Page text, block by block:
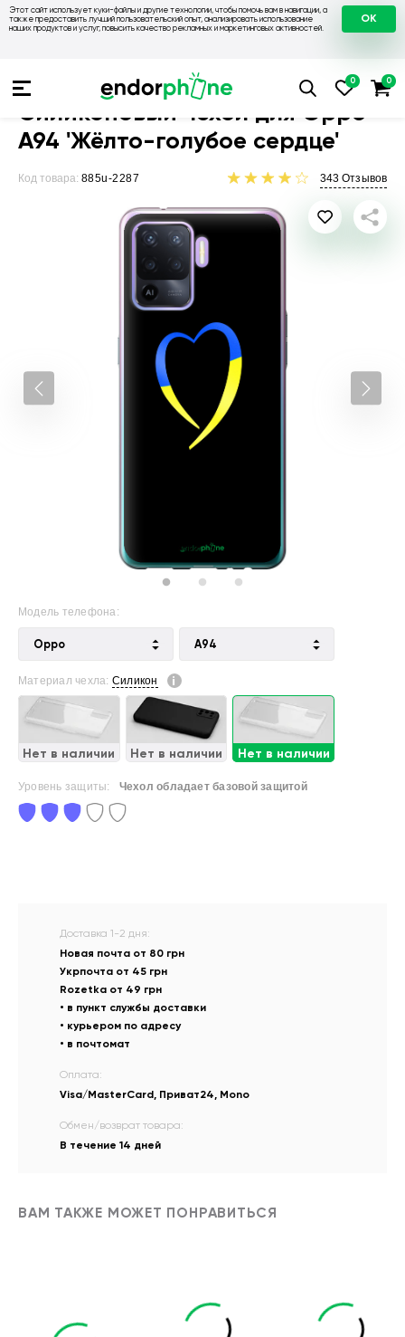
Этот сайт использует куки-файлы и другие технологии, чтобы помочь вам в навигации, а
также предоставить лучший пользовательский опыт, анализировать использование
наших продуктов и услуг, повысить качество рекламных и маркетинговых активностей.
OK
Чехлы на Oppo Чехол для Oppo A94
Силиконовый чехол для Oppo
A94 'Жёлто-голубое сердце'
Код товара: 885u-2287 343 Отзывов
Модель телефона:
Oppo A94
Материал чехла: Силикон
Нет в наличии Нет в наличии Нет в наличии
Уровень защиты: Чехол обладает базовой защитой
Доставка 1-2 дня:
Новая почта от 80 грн
Укрпочта от 45 грн
Rozetka от 49 грн
• в пункт службы доставки
• курьером по адресу
• в почтомат
Оплата:
Visa/MasterCard, Приват24, Mono
Обмен/возврат товара:
В течение 14 дней
ВАМ ТАКЖЕ МОЖЕТ ПОНРАВИТЬСЯ